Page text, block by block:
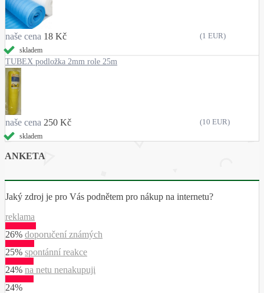
naše cena 18 Kč (1 EUR)
skladem
TUBEX podložka 2mm role 25m
naše cena 250 Kč (10 EUR)
skladem
ANKETA
Jaký zdroj je pro Vás podnětem pro nákup na internetu?
reklama
26% doporučení známých
25% spontánní reakce
24% na netu nenakupuji
24%